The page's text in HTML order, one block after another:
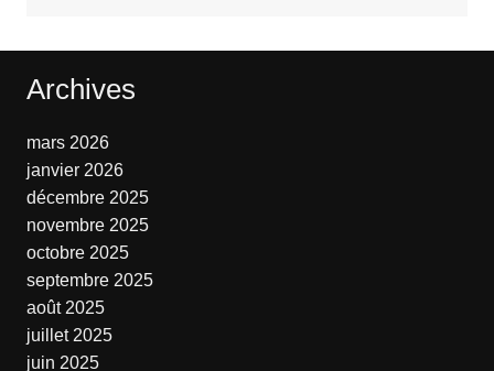
Archives
mars 2026
janvier 2026
décembre 2025
novembre 2025
octobre 2025
septembre 2025
août 2025
juillet 2025
juin 2025